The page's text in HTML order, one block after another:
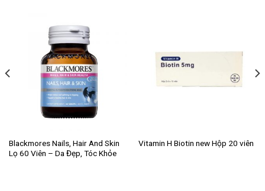
Blackmores Nails, Hair And Skin
Lọ 60 Viên – Da Đẹp, Tóc Khỏe
Vitamin H Biotin new Hộp 20 viên